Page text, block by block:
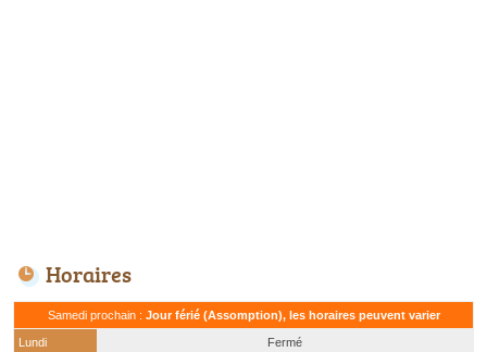
Horaires
Samedi prochain : Jour férié (Assomption), les horaires peuvent varier
Lundi
Fermé